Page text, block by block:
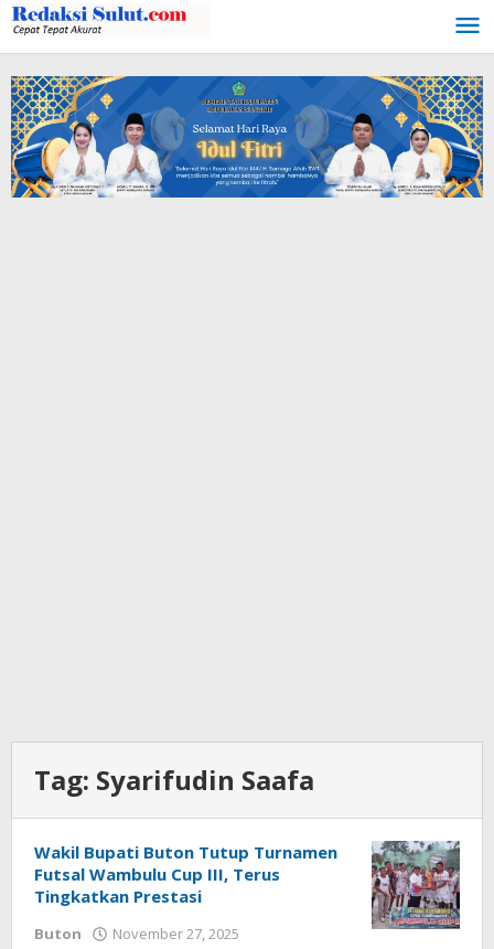
Lewati
ke
konten
Tag: Syarifudin Saafa
Wakil Bupati Buton Tutup Turnamen
Futsal Wambulu Cup III, Terus
Tingkatkan Prestasi
Buton November 27, 2025